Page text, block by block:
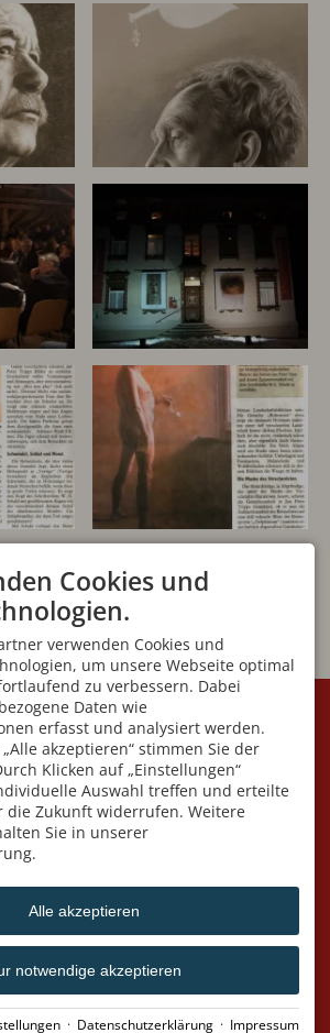
95
VEREIN
Geschäftsstelle:
Angelika Blüml
Am Dummelsmoos 41
87561 Oberstdorf
Wir sind telefonisch nur
während der Öffnungszeiten
erreichbar!!
Cookies und
verwenden Cookies und
um unsere Webseite optimal
zu verbessern. Dabei
Daten wie
erfasst und analysiert werden.
akzeptieren“ stimmen Sie der
Klicken auf „Einstellungen“
Auswahl treffen und erteilte
die Zukunft widerrufen. Weitere
Sie in unserer
Alle akzeptieren
notwendige akzeptieren
· Datenschutzerklärung · Impressum